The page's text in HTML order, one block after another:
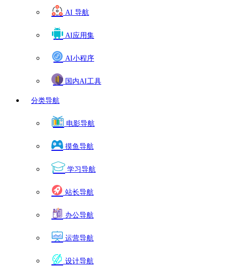
AI 导航
AI应用集
AI小程序
国内AI工具
分类导航
电影导航
摸鱼导航
学习导航
站长导航
办公导航
运营导航
设计导航